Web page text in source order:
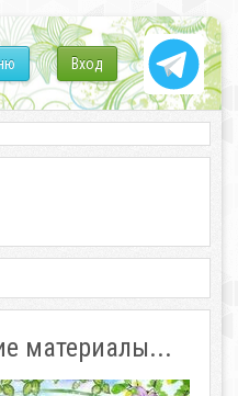
Вход
материалы...